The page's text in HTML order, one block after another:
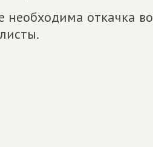
необходима откачка